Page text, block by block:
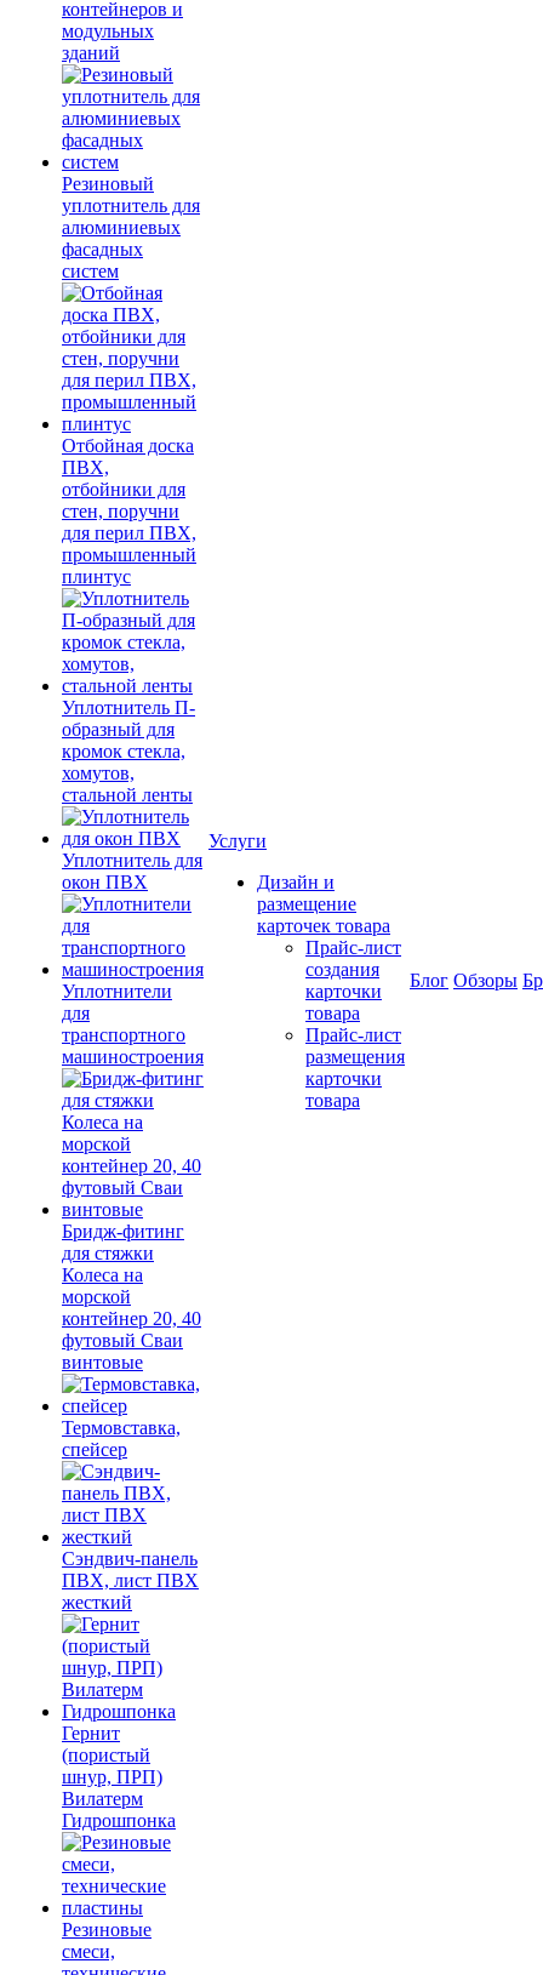
контейнеров и
модульных
зданий
Резиновый
уплотнитель для
алюминиевых
фасадных
систем
Отбойная доска
ПВХ,
отбойники для
стен, поручни
для перил ПВХ,
промышленный
плинтус
Уплотнитель П-
образный для
кромок стекла,
хомутов,
стальной ленты
Уплотнитель для
окон ПВХ
Уплотнители
для
транспортного
машиностроения
Бридж-фитинг
для стяжки
Колеса на
морской
контейнер 20, 40
футовый Сваи
винтовые
Термовставка,
спейсер
Сэндвич-панель
ПВХ, лист ПВХ
жесткий
Гернит
(пористый
шнур, ПРП)
Вилатерм
Гидрошпонка
Резиновые
смеси,
Услуги
Дизайн и
размещение
карточек товара
Прайс-лист
создания
карточки
товара
Прайс-лист
размещения
карточки
товара
Блог Обзоры